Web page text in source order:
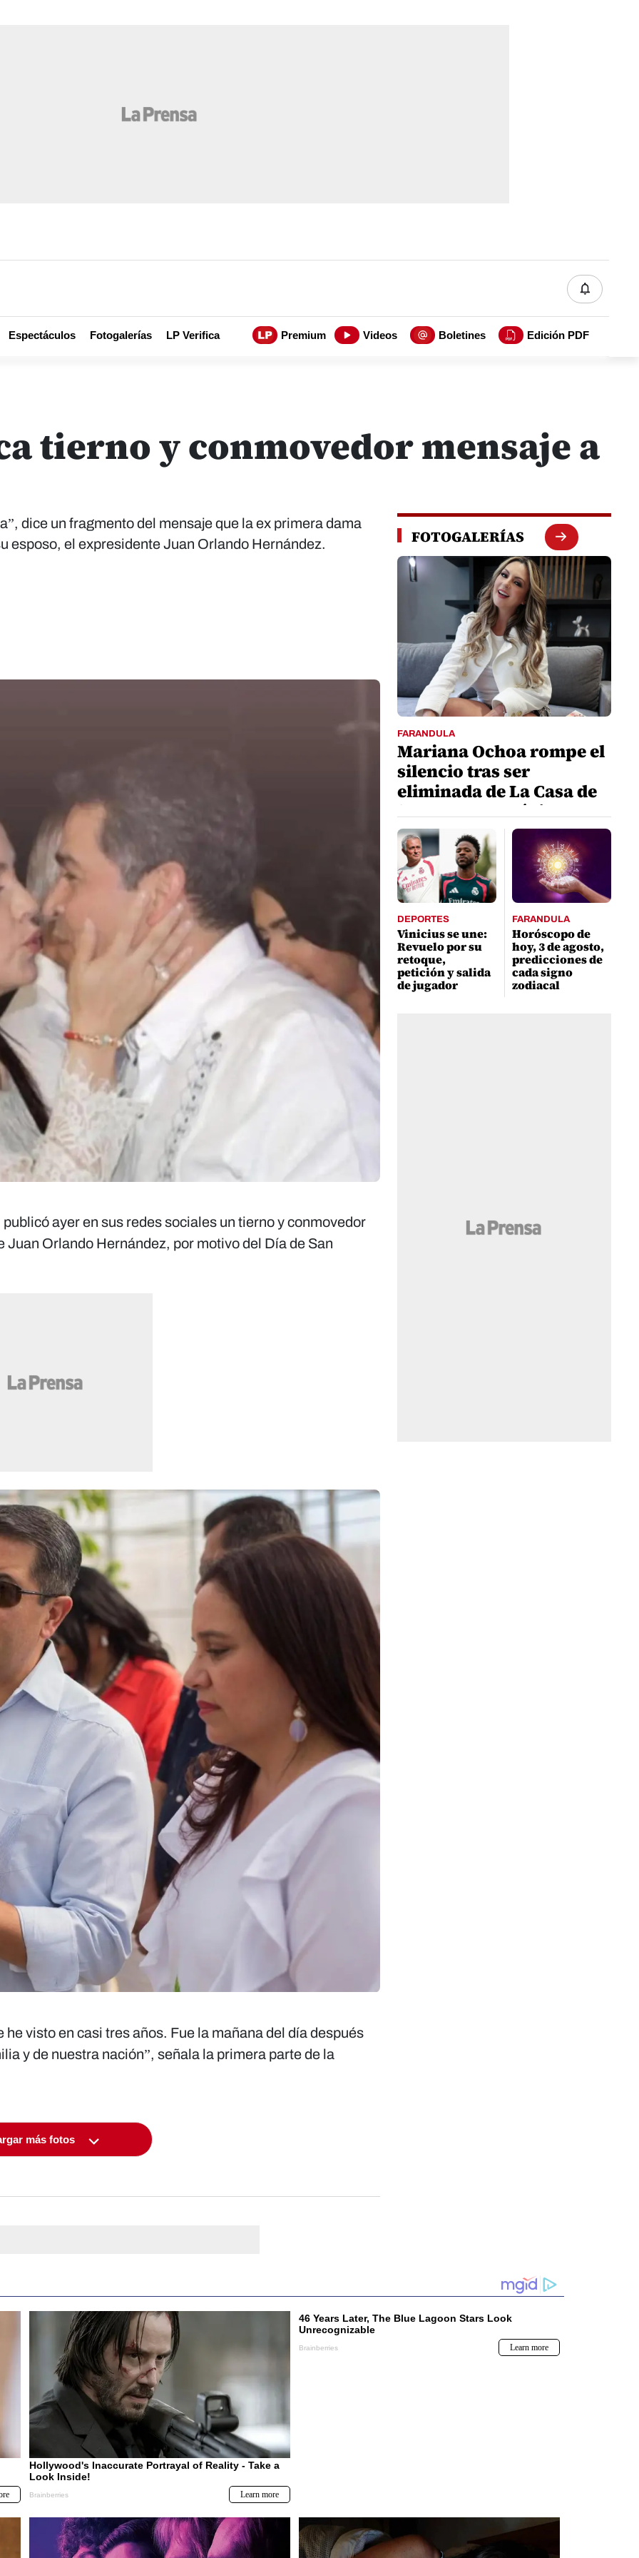
Espectáculos Fotogalerías LP Verifica Premium Videos Boletines Edición PDF
tierno y conmovedor mensaje a
dice un fragmento del mensaje que la ex primera dama
esposo, el expresidente Juan Orlando Hernández.
ayer en sus redes sociales un tierno y conmovedor
Orlando Hernández, por motivo del Día de San
visto en casi tres años. Fue la mañana del día después
y de nuestra nación”, señala la primera parte de la
más fotos
FOTOGALERÍAS
FARANDULA
Mariana Ochoa rompe el
silencio tras ser
eliminada de La Casa de
los Famosos México
DEPORTES
Vinicius se une:
Revuelo por su
retoque,
petición y salida
de jugador
FARANDULA
Horóscopo de
hoy, 3 de agosto,
predicciones de
cada signo
zodiacal